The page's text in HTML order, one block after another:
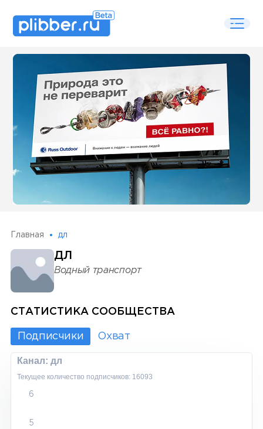
Some SEO Title
Главная дл
ДЛ
Водный транспорт
СТАТИСТИКА СООБЩЕСТВА
Подписчики Охват
Канал: дл
Текущее количество подписчиков: 16093
6
5